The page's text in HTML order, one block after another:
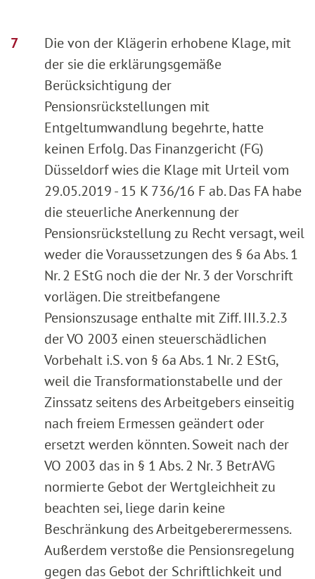
Die von der Klägerin erhobene Klage, mit
der sie die erklärungsgemäße
Berücksichtigung der
Pensionsrückstellungen mit
Entgeltumwandlung begehrte, hatte
keinen Erfolg. Das Finanzgericht (FG)
Düsseldorf wies die Klage mit Urteil vom
29.05.2019 - 15 K 736/16 F ab. Das FA habe
die steuerliche Anerkennung der
Pensionsrückstellung zu Recht versagt, weil
weder die Voraussetzungen des § 6a Abs. 1
Nr. 2 EStG noch die der Nr. 3 der Vorschrift
vorlägen. Die streitbefangene
Pensionszusage enthalte mit Ziff. III.3.2.3
der VO 2003 einen steuerschädlichen
Vorbehalt i.S. von § 6a Abs. 1 Nr. 2 EStG,
weil die Transformationstabelle und der
Zinssatz seitens des Arbeitgebers einseitig
nach freiem Ermessen geändert oder
ersetzt werden könnten. Soweit nach der
VO 2003 das in § 1 Abs. 2 Nr. 3 BetrAVG
normierte Gebot der Wertgleichheit zu
beachten sei, liege darin keine
Beschränkung des Arbeitgeberermessens.
Außerdem verstoße die Pensionsregelung
gegen das Gebot der Schriftlichkeit und